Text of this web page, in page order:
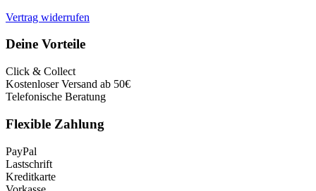
Vertrag widerrufen
Deine Vorteile
Click & Collect
Kostenloser Versand ab 50€
Telefonische Beratung
Flexible Zahlung
PayPal
Lastschrift
Kreditkarte